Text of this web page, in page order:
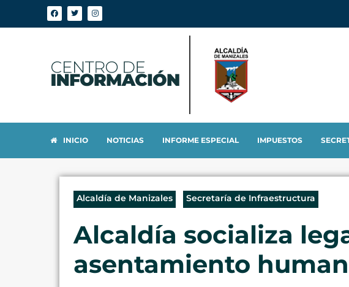
INICIO NOTICIAS INFORME ESPECIAL IMPUESTOS
Alcaldía de Manizales Secretaría de Infraestructura
Alcaldía socializa
asentamiento